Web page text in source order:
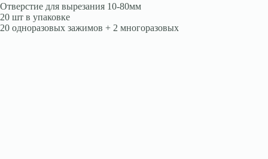
Отверстие для вырезания 10-80мм
20 шт в упаковке
20 одноразовых зажимов + 2 многоразовых